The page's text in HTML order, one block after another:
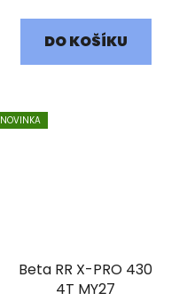
DO KOŠÍKU
NOVINKA
Beta RR X-PRO 430
4T MY27